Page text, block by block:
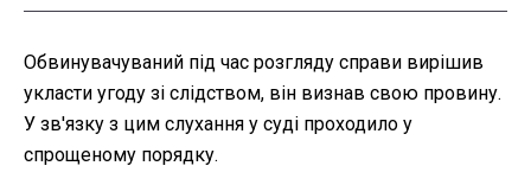
Обвинувачуваний під час розгляду справи вирішив
укласти угоду зі слідством, він визнав свою провину.
У зв'язку з цим слухання у суді проходило у
спрощеному порядку.